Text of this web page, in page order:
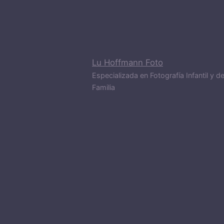
Lu Hoffmann Foto
Especializada en Fotografía Infantil y de
Familia